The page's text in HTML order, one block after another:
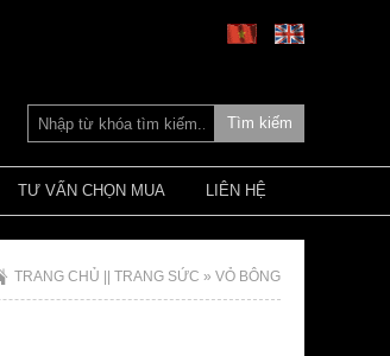
Tìm kiếm
TƯ VẤN CHỌN MUA LIÊN HỆ
TRANG CHỦ TRANG SỨC » VỎ BÔNG